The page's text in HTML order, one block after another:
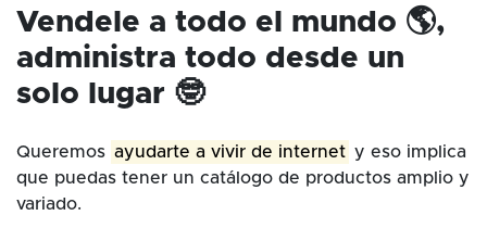
Vendele a todo el mundo 🌎,
administra todo desde un
solo lugar 🤓
Queremos ayudarte a vivir de internet y eso implica
que puedas tener un catálogo de productos amplio y
variado.